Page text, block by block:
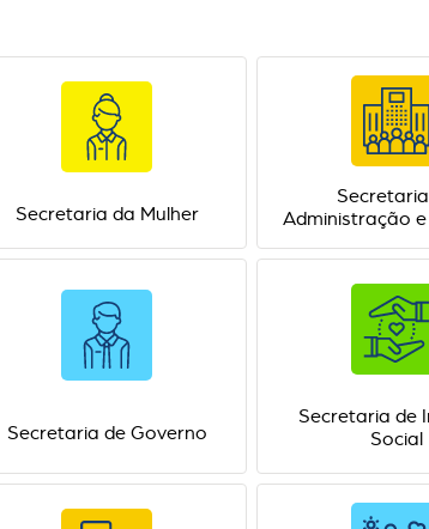
Secretaria da Mulher
Administração e
Secretaria de Governo
Secretaria de
Social